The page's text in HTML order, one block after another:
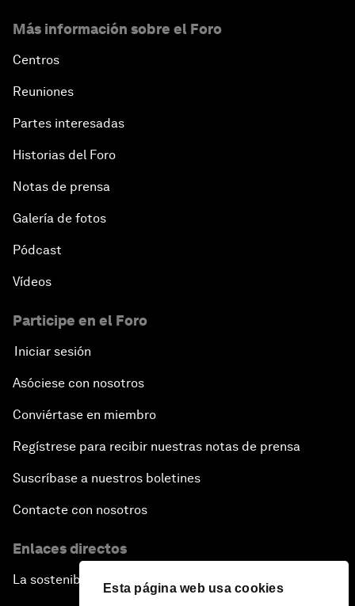
Esta página web usa cookies
Más información sobre el Foro
Centros
Reuniones
Partes interesadas
Historias del Foro
Notas de prensa
Galería de fotos
Pódcast
Vídeos
Participe en el Foro
Iniciar sesión
Asóciese con nosotros
Conviértase en miembro
Regístrese para recibir nuestras notas de prensa
Suscríbase a nuestros boletines
Contacte con nosotros
Enlaces directos
La sostenibilidad en el Foro